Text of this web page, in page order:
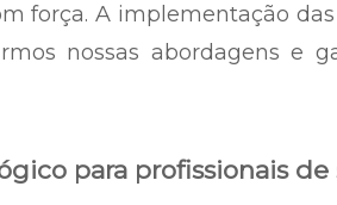
força. A implementação
nossas abordagens e
para profissionais de